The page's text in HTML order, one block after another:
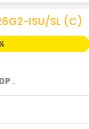
ISU/SL (C)
.